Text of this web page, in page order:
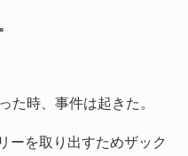
た時、事件は起きた。
ーを取り出すためザック